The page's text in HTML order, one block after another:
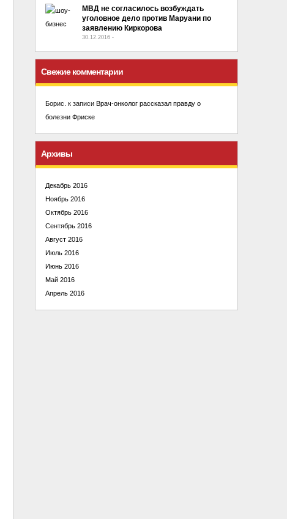
МВД не согласилось возбуждать
уголовное дело против Маруани по
заявлению Киркорова
30.12.2016-
Свежие комментарии
Борис. к записиВрач-онколог рассказал правду о
болезни Фриске
Архивы
Декабрь 2016
Ноябрь 2016
Октябрь 2016
Сентябрь 2016
Август 2016
Июль 2016
Июнь 2016
Май 2016
Апрель 2016